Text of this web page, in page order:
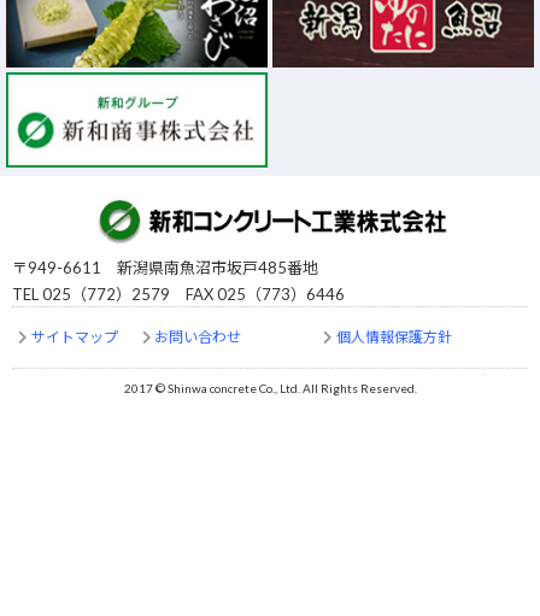
〒949-6611 新潟県南魚沼市坂戸485番地
TEL 025（772）2579 FAX 025（773）6446
2017 © Shinwa concrete Co., Ltd. All Rights Reserved.
サイトマップ お問い合わせ 個人情報保護方針